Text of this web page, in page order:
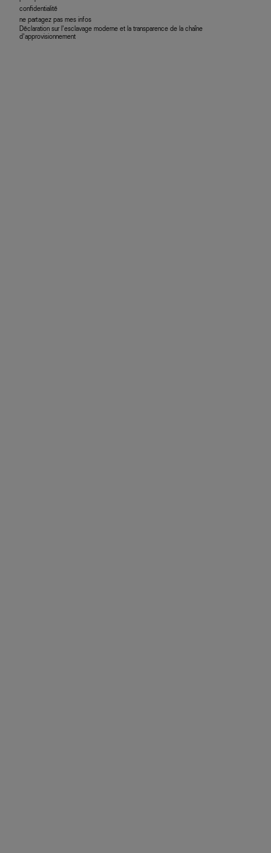
confidentialité
ne partagez pas mes infos
Déclaration sur l’esclavage moderne et la transparence de la chaîne
d’approvisionnement